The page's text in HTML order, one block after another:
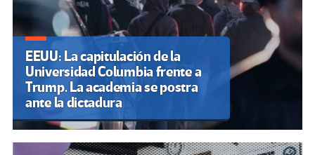
EEUU: La capitulación de la
Universidad Columbia frente a
Trump. La academia se postra
ante la dictadura